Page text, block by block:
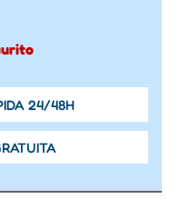
24/48H